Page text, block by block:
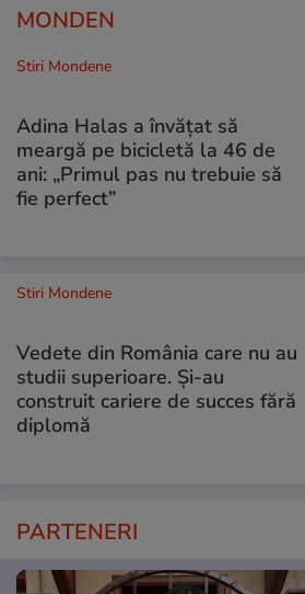
MONDEN
Stiri Mondene
Adina Halas a învățat să
meargă pe bicicletă la 46 de
ani: „Primul pas nu trebuie să
fie perfect”
Stiri Mondene
Vedete din România care nu au
studii superioare. Și-au
construit cariere de succes fără
diplomă
PARTENERI